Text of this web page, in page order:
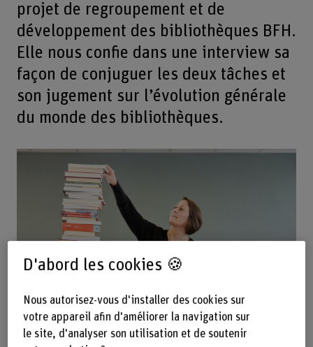
projet de regroupement et de
développement des bibliothèques BFH.
Elle nous confie dans une interview sa
façon de conjuguer les deux tâches et
son jugement sur l’évolution générale
du monde des bibliothèques.
D'abord les cookies 🍪
Nous autorisez-vous d'installer des cookies sur
votre appareil afin d'améliorer la navigation sur
le site, d'analyser son utilisation et de soutenir